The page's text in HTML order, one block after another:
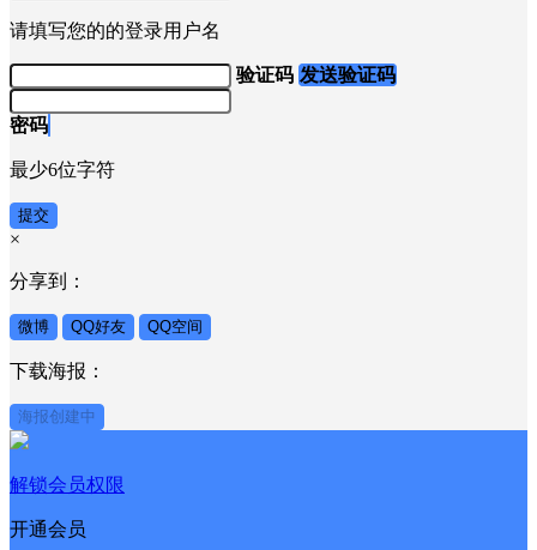
请填写您的的登录用户名
验证码 发送验证码
密码
最少6位字符
提交
×
分享到：
微博 QQ好友 QQ空间
下载海报：
海报创建中
解锁会员权限
开通会员